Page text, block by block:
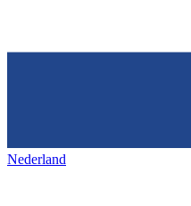
Nederland